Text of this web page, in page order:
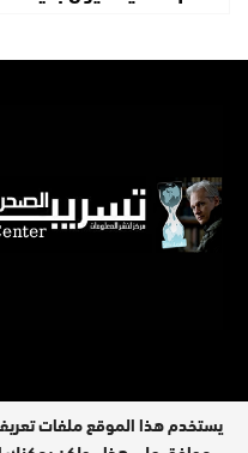
يستخدم هذا الموقع ملفات